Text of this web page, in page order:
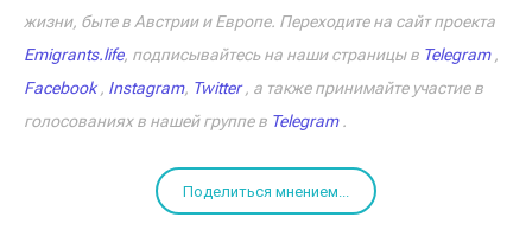
жизни, быте в Австрии и Европе. Переходите на сайт проекта
Emigrants.life, подписывайтесь на наши страницы в Telegram,
Facebook, Instagram, Twitter, а также принимайте участие в
голосованиях в нашей группе в Telegram.
Поделиться мнением...